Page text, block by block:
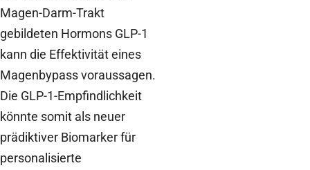
Magen-Darm-Trakt
gebildeten Hormons GLP-1
kann die Effektivität eines
Magenbypass voraussagen.
Die GLP-1-Empfindlichkeit
könnte somit als neuer
prädiktiver Biomarker für
personalisierte